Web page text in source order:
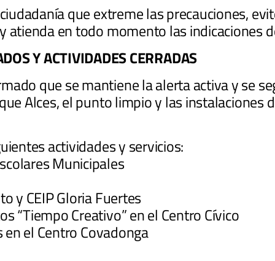
que extreme las precauciones,
atienda en todo momento las indicaciones
Y ACTIVIDADES CERRADAS
que se mantiene la alerta activa y se
Alces, el punto limpio y las instalaciones
actividades y servicios:
Municipales
y CEIP Gloria Fuertes
“Tiempo Creativo” en el Centro Cívico
el Centro Covadonga